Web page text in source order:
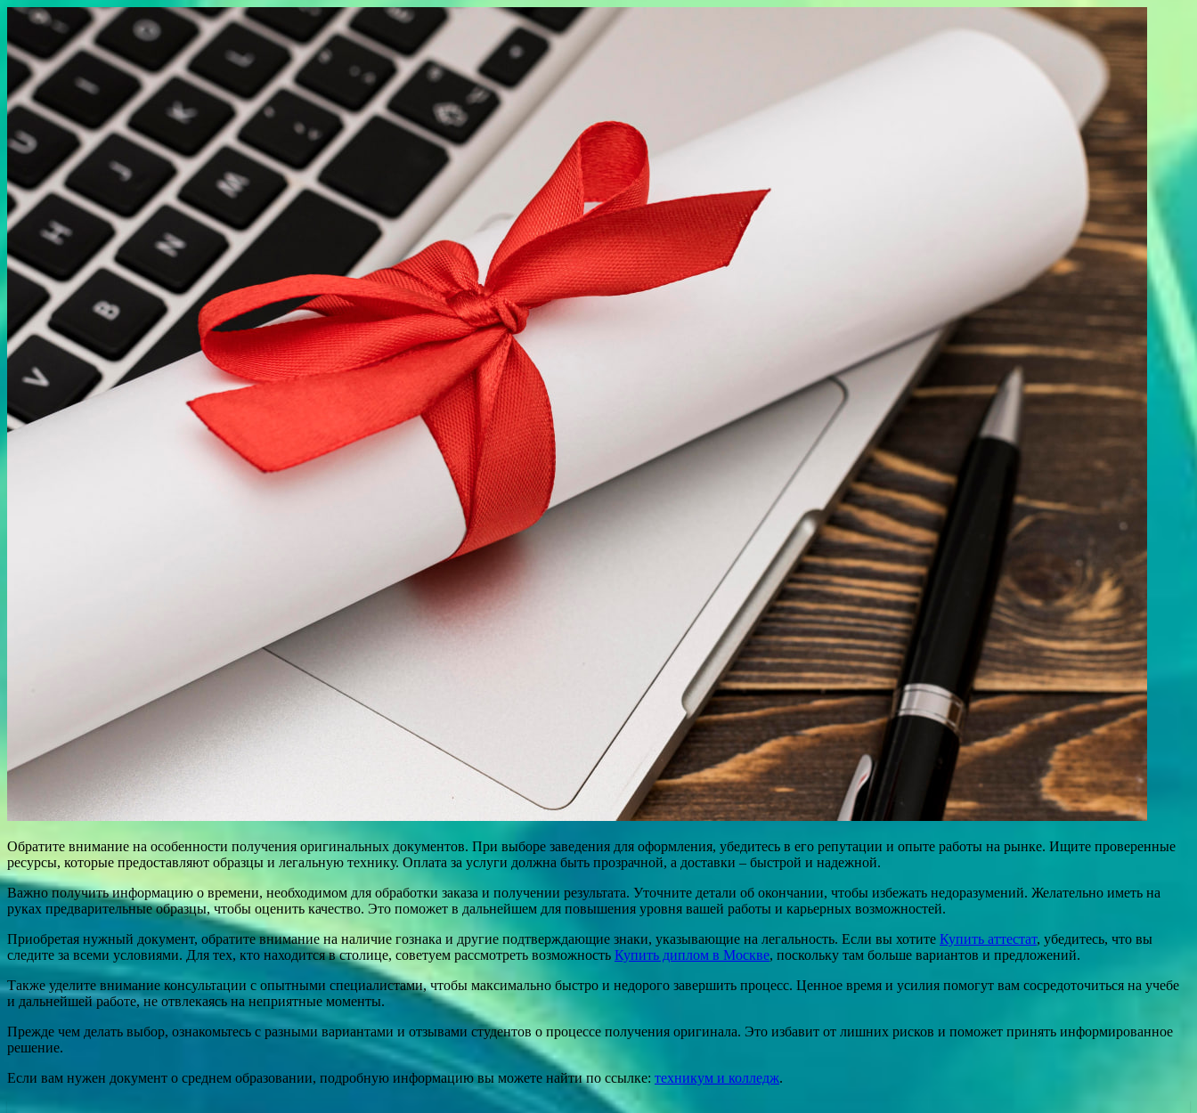
Обратите внимание на особенности получения оригинальных документов. При выборе заведения для оформления, убедитесь в его репутации и опыте работы на рынке. Ищите проверенные
ресурсы, которые предоставляют образцы и легальную технику. Оплата за услуги должна быть прозрачной, а доставки – быстрой и надежной.
Важно получить информацию о времени, необходимом для обработки заказа и получении результата. Уточните детали об окончании, чтобы избежать недоразумений. Желательно иметь на
руках предварительные образцы, чтобы оценить качество. Это поможет в дальнейшем для повышения уровня вашей работы и карьерных возможностей.
Приобретая нужный документ, обратите внимание на наличие гознака и другие подтверждающие знаки, указывающие на легальность. Если вы хотите Купить аттестат, убедитесь, что вы
следите за всеми условиями. Для тех, кто находится в столице, советуем рассмотреть возможность Купить диплом в Москве, поскольку там больше вариантов и предложений.
Также уделите внимание консультации с опытными специалистами, чтобы максимально быстро и недорого завершить процесс. Ценное время и усилия помогут вам сосредоточиться на учебе
и дальнейшей работе, не отвлекаясь на неприятные моменты.
Прежде чем делать выбор, ознакомьтесь с разными вариантами и отзывами студентов о процессе получения оригинала. Это избавит от лишних рисков и поможет принять информированное
решение.
Если вам нужен документ о среднем образовании, подробную информацию вы можете найти по ссылке: техникум и колледж.